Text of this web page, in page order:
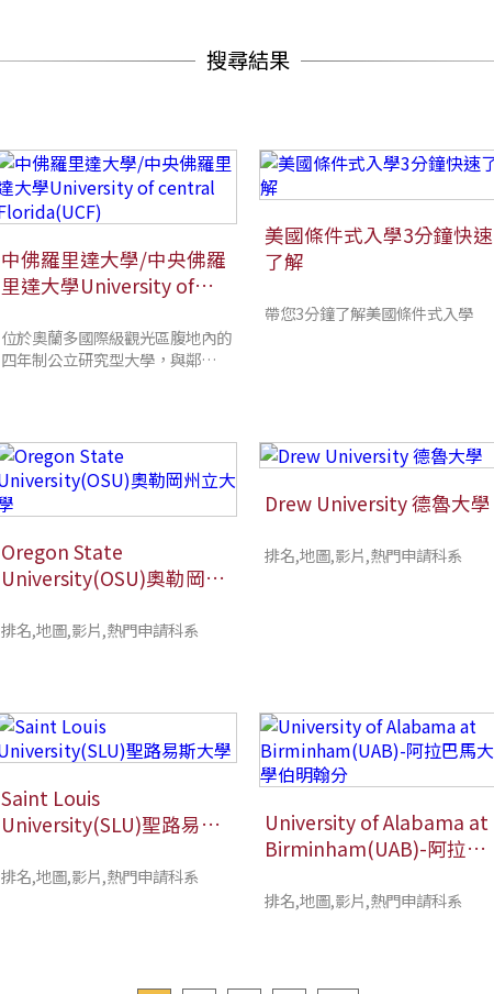
搜尋結果
中佛羅里達大學/中央佛羅
里達大學University of
位於奧蘭多國際級觀光區腹地內的
四年制公立研究型大學，與鄰近知
美國條件式入學3分鐘快速
了解
帶您3分鐘了解美國條件式入學
Oregon State
University(OSU)奧勒岡州
排名,地圖,影片,熱門申請科系
Drew University 德魯大學
排名,地圖,影片,熱門申請科系
Saint Louis
University(SLU)聖路易斯
排名,地圖,影片,熱門申請科系
University of Alabama at
Birminham(UAB)-阿拉巴
排名,地圖,影片,熱門申請科系